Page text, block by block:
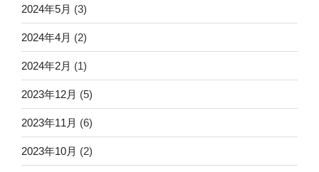
2024年5月 (3)
2024年4月 (2)
2024年2月 (1)
2023年12月 (5)
2023年11月 (6)
2023年10月 (2)